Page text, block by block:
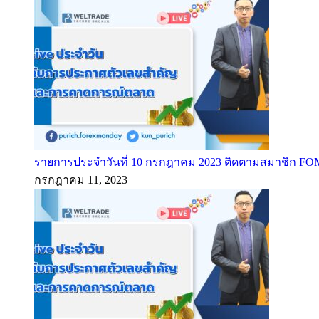
รายการประจำวันที่ 10 กรกฎาคม 2023 ติดตามสมาชิก
กรกฎาคม 11, 2023